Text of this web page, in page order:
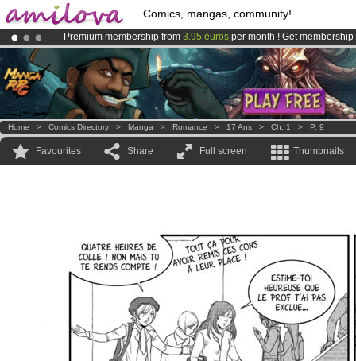
Comics, mangas, community!
Premium membership from 3.95 euros per month ! Get membership
AmilovaKickstarter is now LIVE!.
Already 100000membersand 1000 comics & mangas!.
Home > Comics Directory > Manga > Romance > 17 Ans > Ch. 1 > P. 9
Favourites Share Full screen Thumbnails